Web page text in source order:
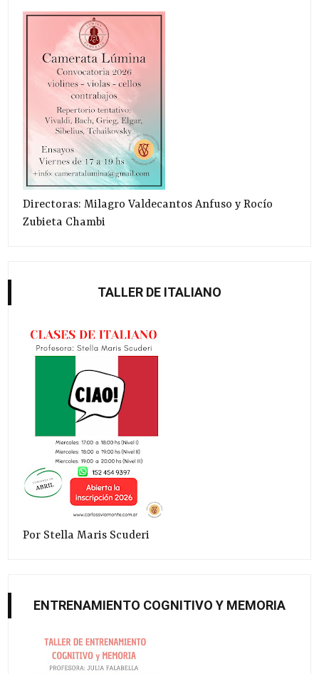
Directoras: Milagro Valdecantos Anfuso y Rocío
Zubieta Chambi
TALLER DE ITALIANO
Por Stella Maris Scuderi
ENTRENAMIENTO COGNITIVO Y MEMORIA